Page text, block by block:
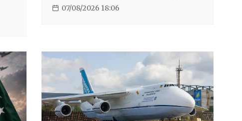
07/08/2026 18:06